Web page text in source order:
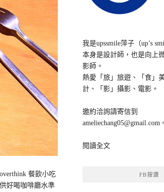
餐飲小吃
好喝咖啡廳水準
我是upssmile萍子（up’s
本身是設計師，也是向上
影師。
熱愛「旅」旅遊、「食」
計、「影」攝影、電影。
邀約洽詢請寄信到
ameliechang05@gmail.com。
閱讀全文
FB按讚